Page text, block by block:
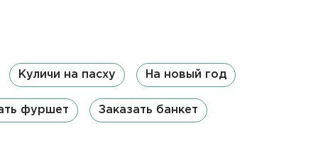
Куличи на пасху На новый год
фуршет Заказать банкет